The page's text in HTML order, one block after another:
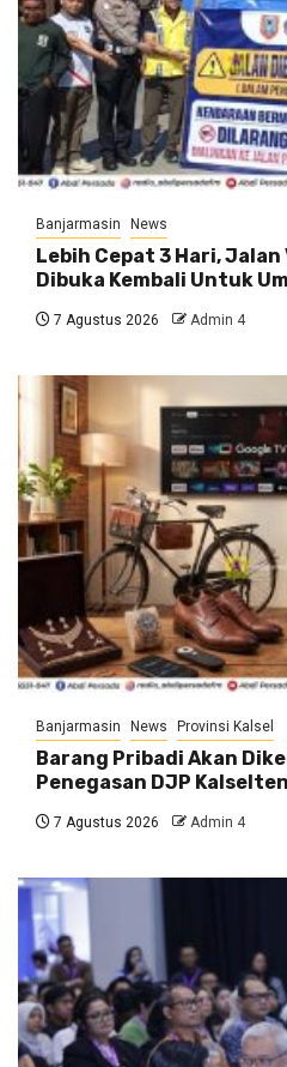
Banjarmasin News
Lebih Cepat 3 Hari,
Dibuka Kembali Untuk
7 Agustus 2026 Admin 4
Banjarmasin News Provinsi Kalsel
Barang Pribadi Akan
Penegasan DJP
7 Agustus 2026 Admin 4